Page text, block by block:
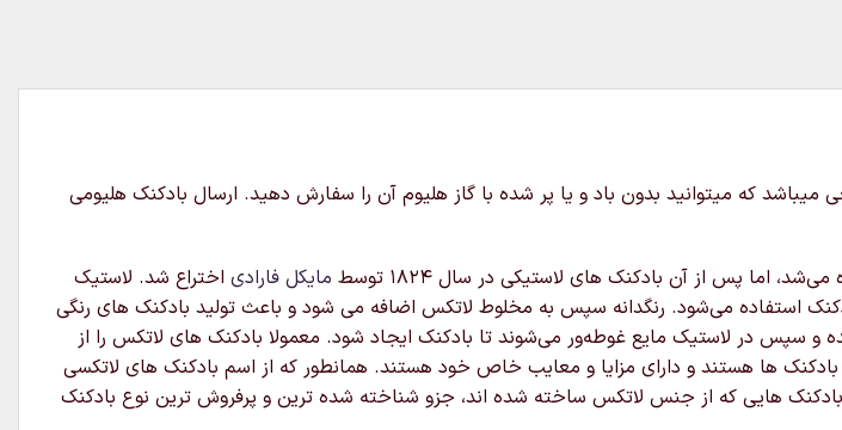
بادکنک آبی و ۳عدد بادکنک نارنجی میباشد که میتوانید بدون باد و یا پر شده با گاز هلیوم آن را سفارش دهید. ارسال بادکنک هلیومی
پس از آن بادکنک های لاستیکی در سال ۱۸۲۴ توسط
مایکل فارادی اختراع شد. لاستیک
استفاده می‌شود. رنگدانه سپس به مخلوط لاتکس اضافه می شود و باعث تولید بادکنک های رنگی
در لاستیک مایع غوطه‌ور می‌شوند تا بادکنک ایجاد شود. معمولا بادکنک های لاتکس را از
ها هستند و دارای مزایا و معایب خاص خود هستند. همانطور که از اسم بادکنک های لاتکسی
هایی که از جنس لاتکس ساخته شده اند، جزو شناخته شده ترین و پرفروش ترین نوع بادکنک